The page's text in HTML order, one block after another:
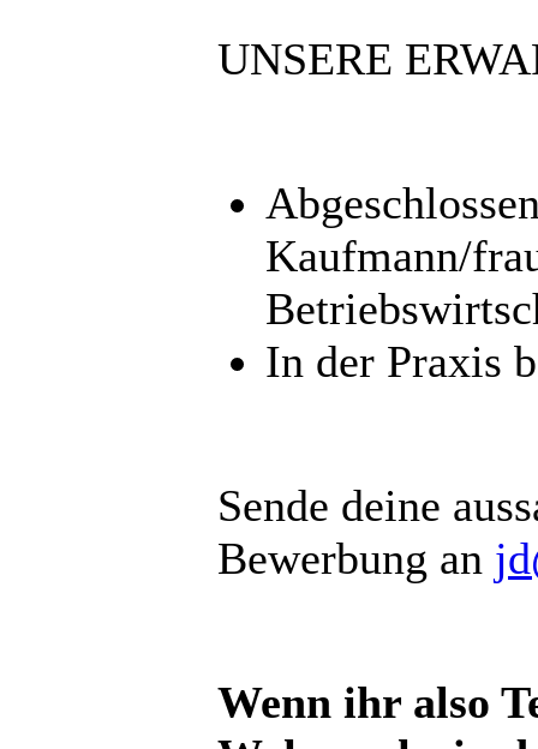
UNSERE
Kaufmann/
In der Praxis
Sende deine
Bewerbung an
Wenn ihr also